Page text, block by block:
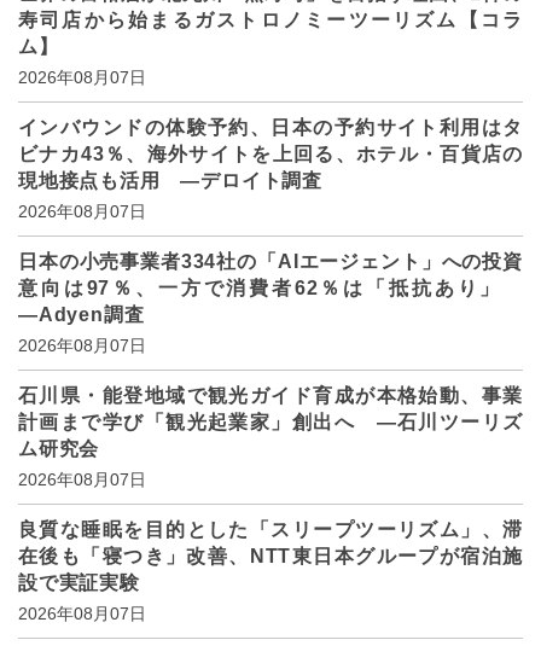
寿司店から始まるガストロノミーツーリズム【コラ
ム】
2026年08月07日
インバウンドの体験予約、日本の予約サイト利用はタ
ビナカ43％、海外サイトを上回る、ホテル・百貨店の
現地接点も活用 ―デロイト調査
2026年08月07日
日本の小売事業者334社の「AIエージェント」への投資
意向は97％、一方で消費者62％は「抵抗あり」
―Adyen調査
2026年08月07日
石川県・能登地域で観光ガイド育成が本格始動、事業
計画まで学び「観光起業家」創出へ ―石川ツーリズ
ム研究会
2026年08月07日
良質な睡眠を目的とした「スリープツーリズム」、滞
在後も「寝つき」改善、NTT東日本グループが宿泊施
設で実証実験
2026年08月07日